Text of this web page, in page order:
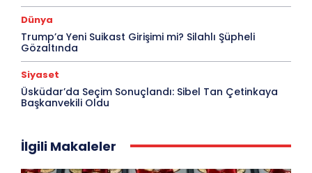
Dünya
Trump’a Yeni Suikast Girişimi mi? Silahlı Şüpheli
Gözaltında
Siyaset
Üsküdar’da Seçim Sonuçlandı: Sibel Tan Çetinkaya
Başkanvekili Oldu
İlgili Makaleler